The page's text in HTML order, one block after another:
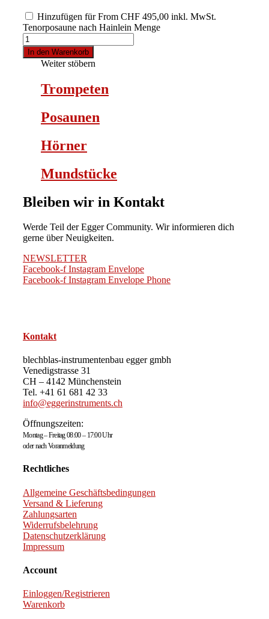
Hinzufügen fürFrom CHF 495,00 inkl. MwSt.
Tenorposaune nach Hainlein Menge
In den Warenkorb
Weiter stöbern
Trompeten
Posaunen
Hörner
Mundstücke
Bleiben wir in Kontakt
Werde Teil der Egger Community. Wir informieren dich
gerne über Neuigkeiten.
NEWSLETTER
Facebook-f Instagram Envelope
Facebook-f Instagram Envelope Phone
Kontakt
blechblas-instrumentenbau egger gmbh
Venedigstrasse 31
CH – 4142 Münchenstein
Tel. +41 61 681 42 33
info@eggerinstruments.ch
Öffnungszeiten:
Montag – Freitag 08:00 – 17:00 Uhr
oder nach Voranmeldung
Rechtliches
Allgemeine Geschäftsbedingungen
Versand & Lieferung
Zahlungsarten
Widerrufsbelehrung
Datenschutzerklärung
Impressum
Account
Einloggen/Registrieren
Warenkorb